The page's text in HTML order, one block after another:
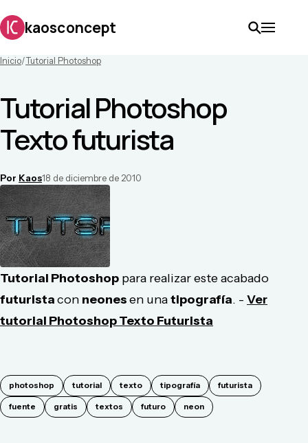
kaosconcept
Inicio/Tutorial Photoshop
Tutorial Photoshop
Texto futurista
Por Kaos18 de diciembre de 2010
Tutorial Photoshop para realizar este acabado
futuristacon neonesen unatipografía. - Ver
tutorial PhotoshopTexto Futurista
photoshop tutorial texto tipografía futurista
fuente gratis textos futuro neon